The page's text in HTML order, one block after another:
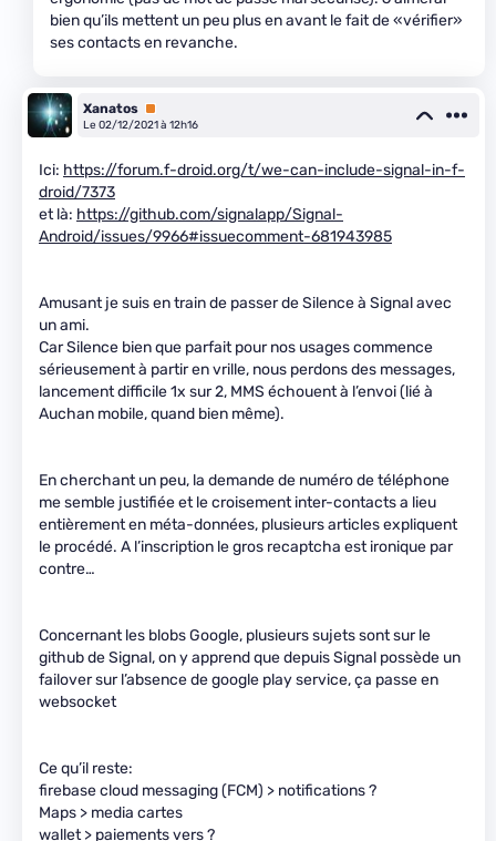
bien qu’ils mettent un peu plus en avant le fait de «vérifier»
ses contacts en revanche.
Xanatos Premium
Le 02/12/2021 à 12h16
Ici: https://forum.f-droid.org/t/we-can-include-signal-in-f-
droid/7373
et là: https://github.com/signalapp/Signal-
Android/issues/9966#issuecomment-681943985
Amusant je suis en train de passer de Silence à Signal avec
un ami.
Car Silence bien que parfait pour nos usages commence
sérieusement à partir en vrille, nous perdons des messages,
lancement difficile 1x sur 2, MMS échouent à l’envoi (lié à
Auchan mobile, quand bien même).
En cherchant un peu, la demande de numéro de téléphone
me semble justifiée et le croisement inter-contacts a lieu
entièrement en méta-données, plusieurs articles expliquent
le procédé. A l’inscription le gros recaptcha est ironique par
contre…
Concernant les blobs Google, plusieurs sujets sont sur le
github de Signal, on y apprend que depuis Signal possède un
failover sur l’absence de google play service, ça passe en
websocket
Ce qu’il reste:
firebase cloud messaging (FCM) > notifications ?
Maps > media cartes
wallet > paiements vers ?